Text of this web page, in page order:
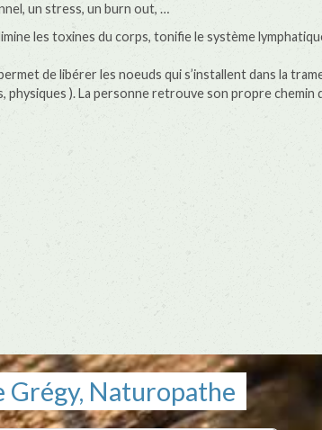
un stress, un burn out, …
les toxines du corps, tonifie le système
de libérer les noeuds qui s’installent dans la
). La personne retrouve son propre chemin
Grégy, Naturopathe